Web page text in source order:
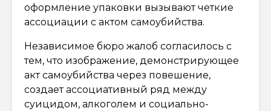
оформление упаковки вызывают четкие
ассоциации с актом самоубийства.
Независимое бюро жалоб согласилось с
тем, что изображение, демонстрирующее
акт самоубийства через повешение,
создает ассоциативный ряд между
суицидом, алкоголем и социально-